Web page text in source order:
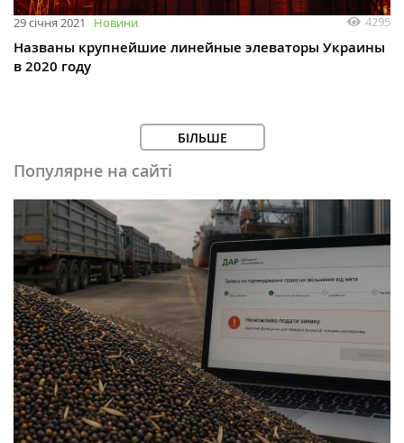
29 січня 2021 Новини 4295
Названы крупнейшие линейные элеваторы Украины
в 2020 году
БІЛЬШЕ
Популярне на сайті